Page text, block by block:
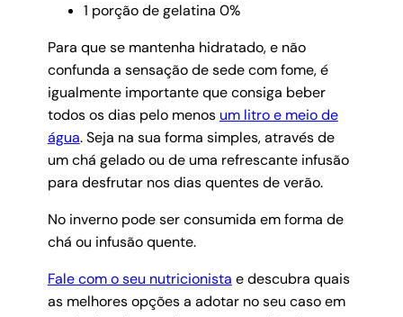
1 porção de gelatina 0%
Para que se mantenha hidratado, e não
confunda a sensação de sede com fome, é
igualmente importante que consiga beber
todos os dias pelo menos um litro e meio de
água. Seja na sua forma simples, através de
um chá gelado ou de uma refrescante infusão
para desfrutar nos dias quentes de verão.
No inverno pode ser consumida em forma de
chá ou infusão quente.
Fale com o seu nutricionista e descubra quais
as melhores opções a adotar no seu caso em